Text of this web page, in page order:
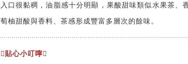
入口很黏稠，油脂感十分明顯，果酸甜味類似水果茶
萄柚甜酸與香料、茶感形成豐富多層次的餘味。
貼心小叮嚀